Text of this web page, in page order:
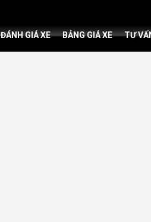
ĐÁNH GIÁ XE BẢNG GIÁ XE TƯ